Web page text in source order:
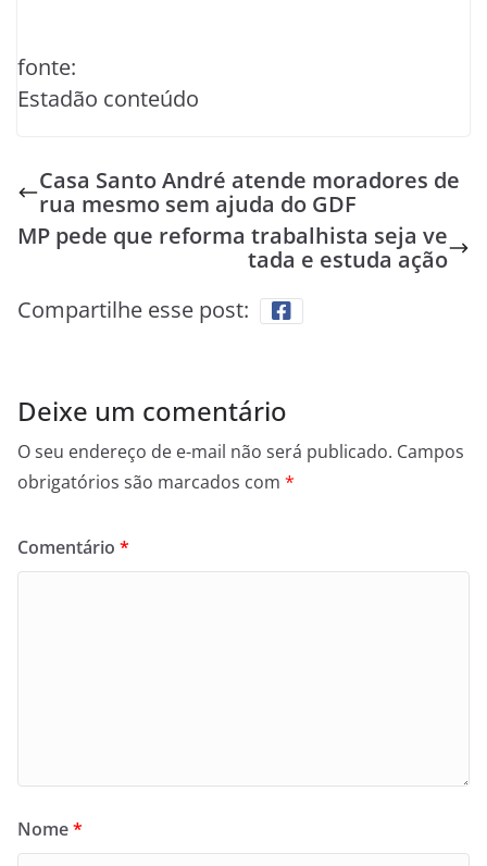
fonte:
Estadão conteúdo
Casa Santo André atende moradores de
rua mesmo sem ajuda do GDF
MP pede que reforma trabalhista seja ve
tada e estuda ação
Compartilhe esse post:
Deixe um comentário
O seu endereço de e-mail não será publicado. Campos
obrigatórios são marcados com *
Comentário *
Nome*